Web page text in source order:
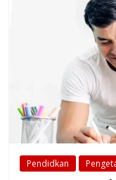
Pendidkan